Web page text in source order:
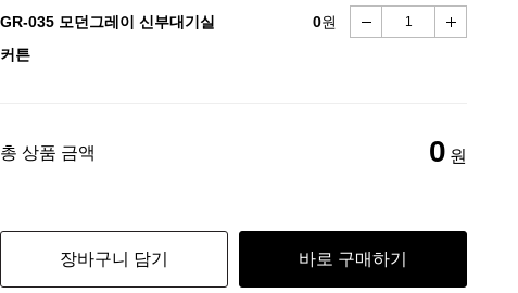
GR-035 모던그레이 신부대기실
커튼
0원
총 상품 금액 0 원
장바구니 담기 바로 구매하기